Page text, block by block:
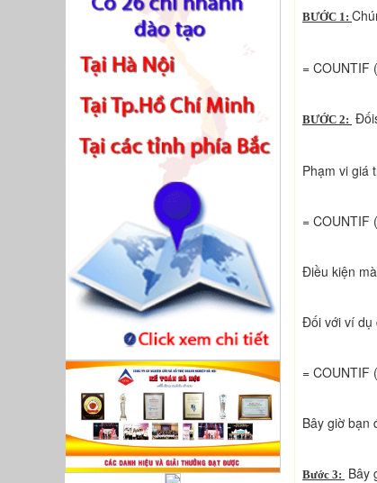
BƯỚC 1:
= COUNTIF (
BƯỚC 2:
Phạm vi giá
= COUNTIF
Điều kiện
Đối với ví dụ
= COUNTIF
Bây giờ bạn
Bước 3: Bây